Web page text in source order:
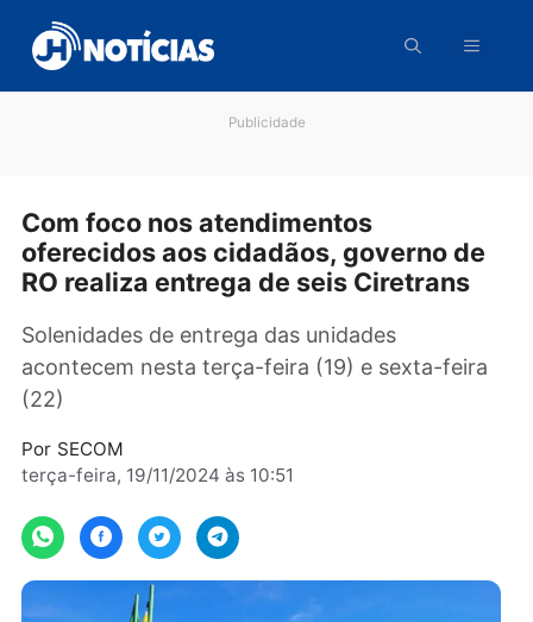
para
conteúdo
Com foco nos atendimentos
oferecidos aos cidadãos, governo
Solenidades de entrega das unidades
acontecem nesta terça-feira (19) e sexta-
(22)
terça-feira, 19/11/2024 às 10:51